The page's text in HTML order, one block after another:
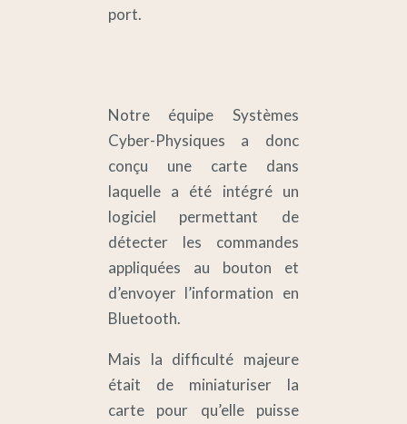
port.
Notre équipe Systèmes
Cyber-Physiques a donc
conçu une carte dans
laquelle a été intégré un
logiciel permettant de
détecter les commandes
appliquées au bouton et
d’envoyer l’information en
Bluetooth.
Mais la difficulté majeure
était de miniaturiser la
carte pour qu’elle puisse